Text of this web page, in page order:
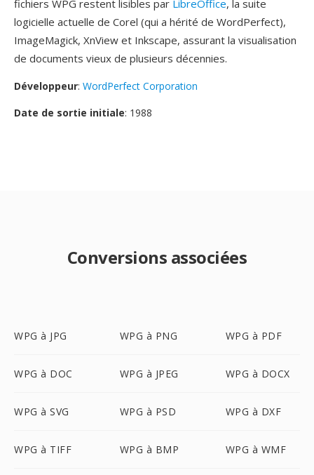
fichiers WPG restent lisibles par LibreOffice, la suite
logicielle actuelle de Corel (qui a hérité de WordPerfect),
ImageMagick, XnView et Inkscape, assurant la visualisation
de documents vieux de plusieurs décennies.
Développeur: WordPerfect Corporation
Date de sortie initiale: 1988
Conversions associées
WPG à JPG WPG à PNG WPG à PDF
WPG à DOC WPG à JPEG WPG à DOCX
WPG à SVG WPG à PSD WPG à DXF
WPG à TIFF WPG à BMP WPG à WMF